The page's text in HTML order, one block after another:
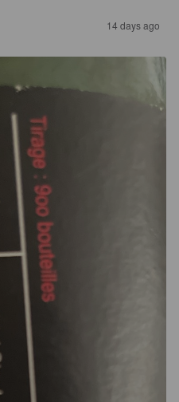
14 days ago